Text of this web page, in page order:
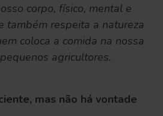
corpo, físico, mental e
também respeita a natureza
coloca a comida na nossa
agricultores.
mas não há vontade